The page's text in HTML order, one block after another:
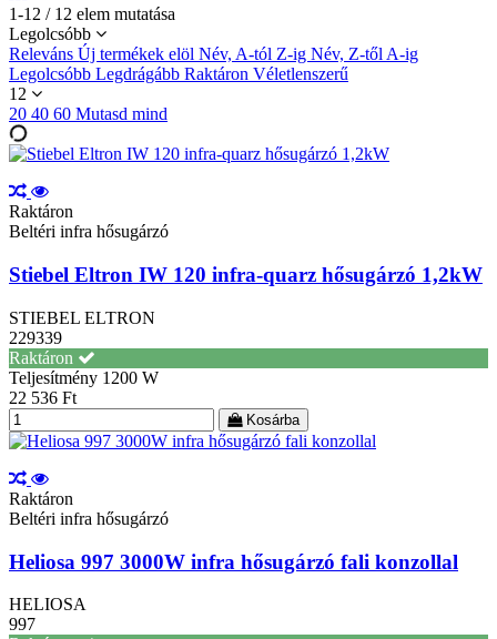
1-12 / 12 elem mutatása
Legolcsóbb
Releváns Új termékek elöl Név, A-tól Z-ig Név, Z-től A-ig
Legolcsóbb Legdrágább Raktáron Véletlenszerű
12
20 40 60 Mutasd mind
Raktáron
Beltéri infra hősugárzó
Stiebel Eltron IW 120 infra-quarz hősugárzó 1,2kW
STIEBEL ELTRON
229339
Raktáron
Teljesítmény 1200 W
22 536 Ft
Kosárba
Raktáron
Beltéri infra hősugárzó
Heliosa 997 3000W infra hősugárzó fali konzollal
HELIOSA
997